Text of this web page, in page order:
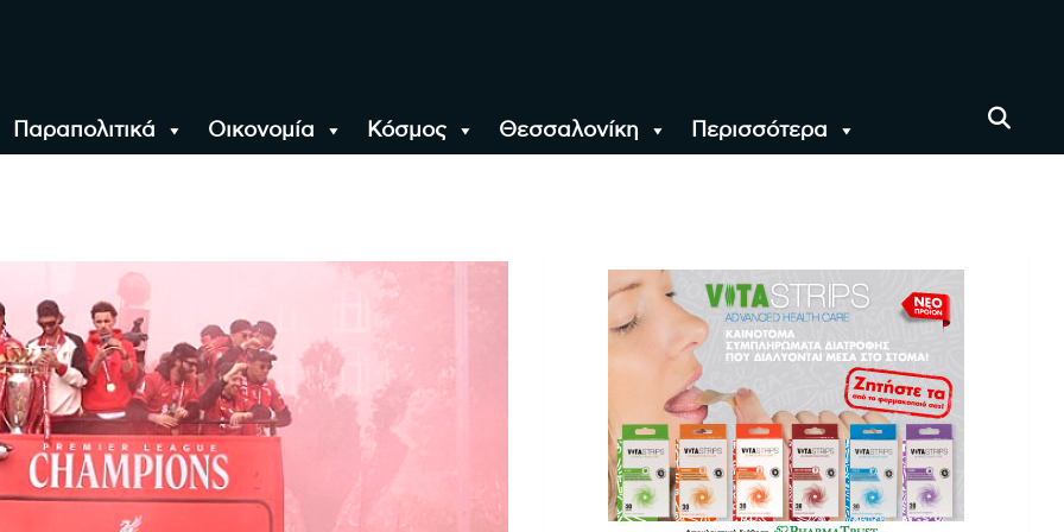
Παραπολιτικά Οικονομία Κόσμος Θεσσαλονίκη Περισσότερα